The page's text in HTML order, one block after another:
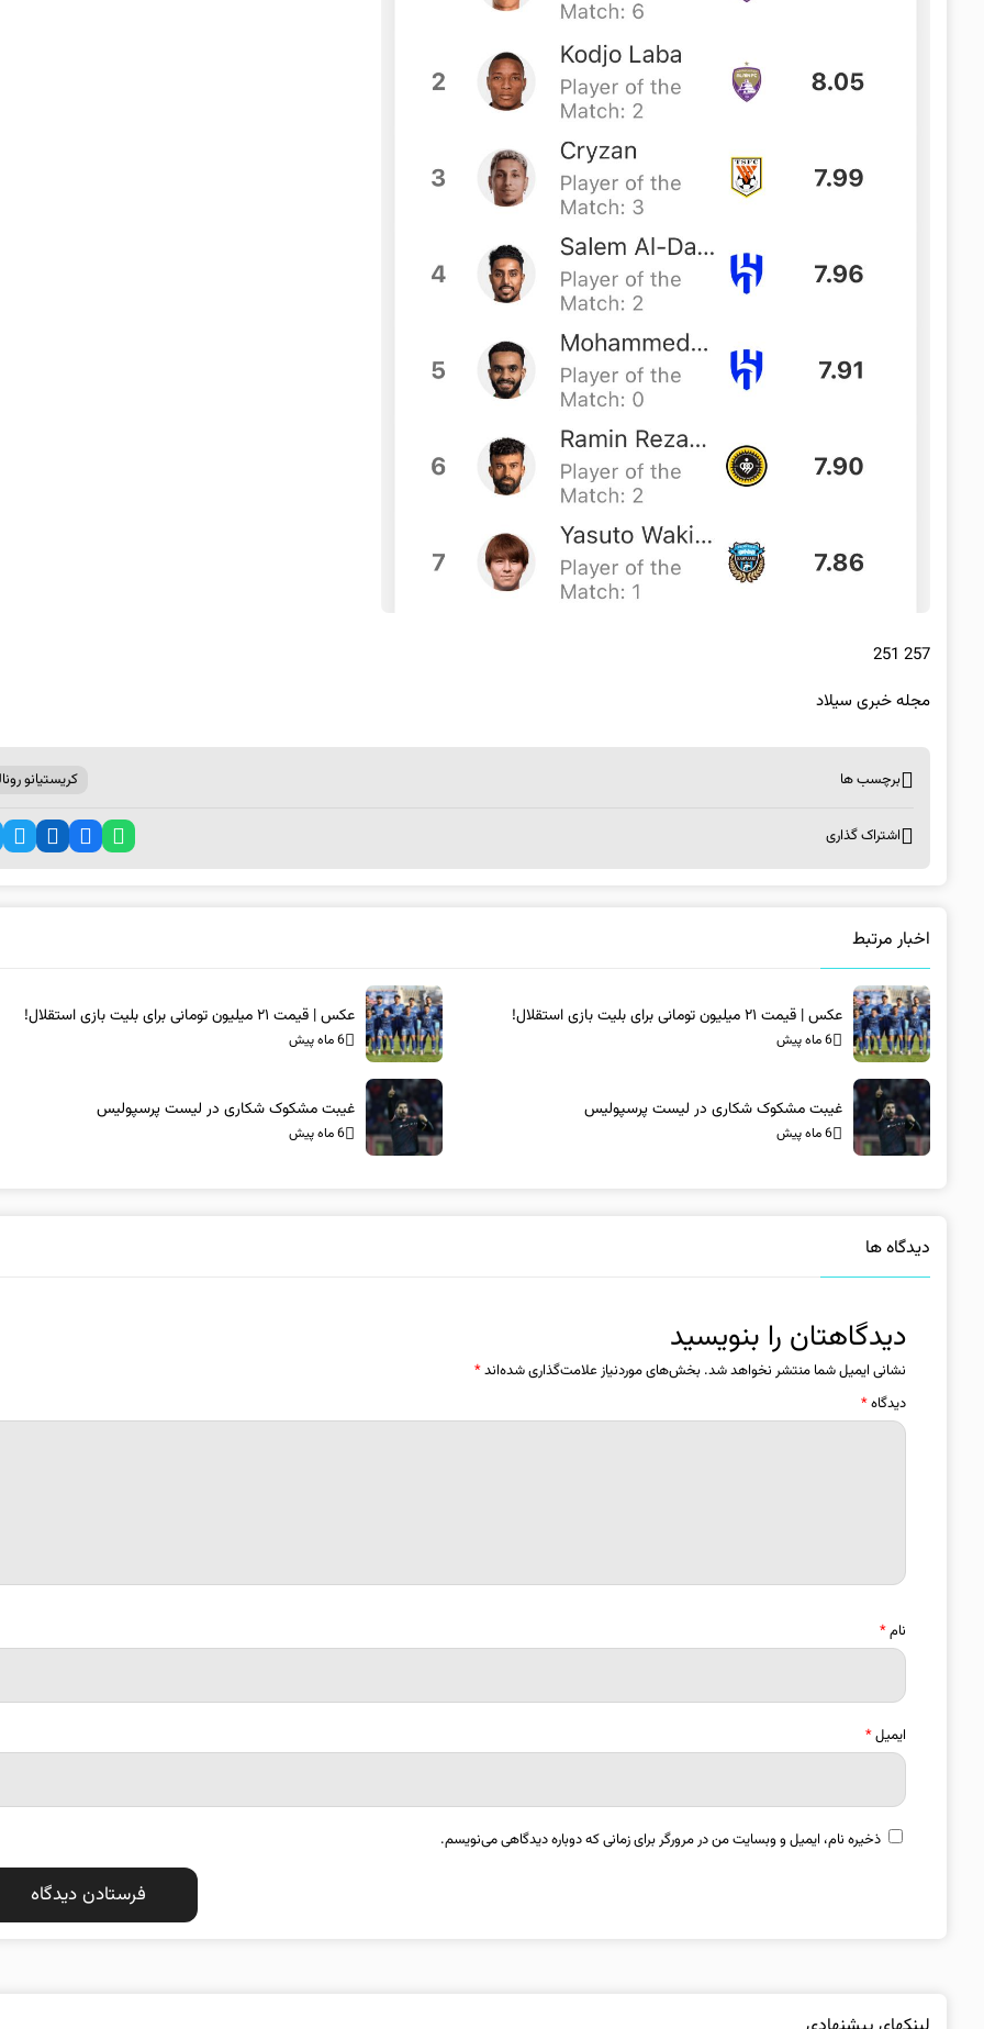
257 251
مجله خبری سیلاد
برچسب ها کریستیانو
اشتراک گذاری
اخبار مرتبط
عکس | قیمت ۲۱ میلیون تومانی برای بلیت بازی استقلال!
6 ماه پیش
عکس | قیمت ۲۱ میلیون تومانی برای بلیت بازی استقلال!
6 ماه پیش
غیبت مشکوک شکاری در لیست پرسپولیس
6 ماه پیش
غیبت مشکوک شکاری در لیست پرسپولیس
6 ماه پیش
دیدگاه ها
دیدگاهتان را بنویسید
نشانی ایمیل شما منتشر نخواهد شد. بخش‌های موردنیاز علامت‌گذاری شده‌اند*
دیدگاه*
نام*
ایمیل*
ذخیره نام، ایمیل و وبسایت من در مرورگر برای زمانی که دوباره دیدگاهی می‌نویسم.